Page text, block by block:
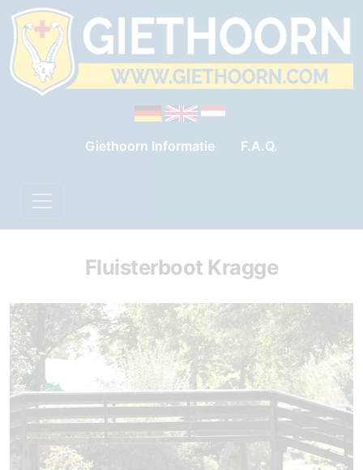
Giethoorn Informatie F.A.Q.
Fluisterboot Kragge